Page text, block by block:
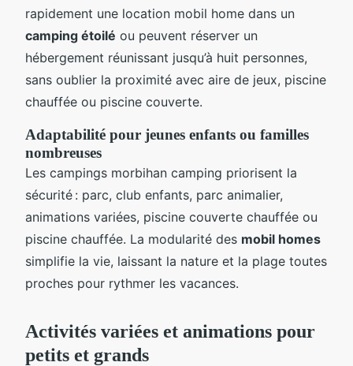
rapidement une location mobil home dans un
camping étoilé ou peuvent réserver un
hébergement réunissant jusqu’à huit personnes,
sans oublier la proximité avec aire de jeux, piscine
chauffée ou piscine couverte.
Adaptabilité pour jeunes enfants ou familles
nombreuses
Les campings morbihan camping priorisent la
sécurité : parc, club enfants, parc animalier,
animations variées, piscine couverte chauffée ou
piscine chauffée. La modularité des mobil homes
simplifie la vie, laissant la nature et la plage toutes
proches pour rythmer les vacances.
Activités variées et animations pour
petits et grands